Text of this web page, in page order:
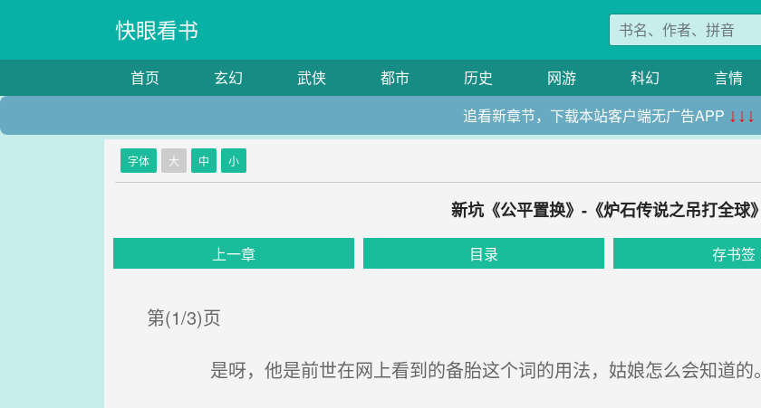
快眼看书
首页 玄幻 武侠 都市 历史 网游 科幻 言情
追看新章节，下载本站客户端无广告APP ↓↓↓
字体 大 中 小
新坑《公平置换》-《炉石传说之吊打全球》
上一章 目录 存书签
第(1/3)页
是呀，他是前世在网上看到的备胎这个词的用法，姑娘怎么会知道的。